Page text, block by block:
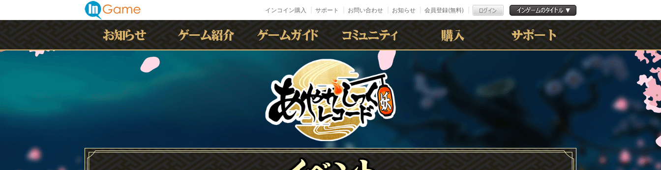
インコイン購入 サポート お問い合わせ お知らせ 会員登録(無料)
イベント 利用規約
ﾌﾟﾗｲﾊﾞｼｰﾎﾟﾘｼｰ